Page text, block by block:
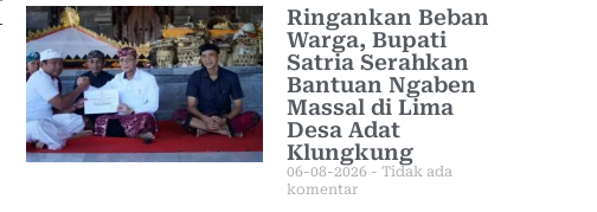
Ringankan Beban
Warga, Bupati
Satria Serahkan
Bantuan Ngaben
Massal di Lima
Desa Adat
Klungkung
06-08-2026
Tidak ada
komentar